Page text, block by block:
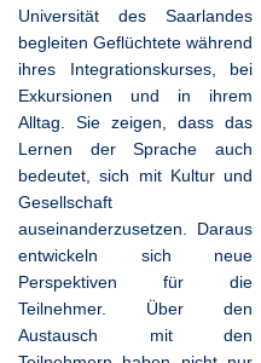
Universität des Saarlandes
begleiten Geflüchtete während
ihres Integrationskurses, bei
Exkursionen und in ihrem
Alltag. Sie zeigen, dass das
Lernen der Sprache auch
bedeutet, sich mit Kultur und
Gesellschaft
auseinanderzusetzen. Daraus
entwickeln sich neue
Perspektiven für die
Teilnehmer. Über den
Austausch mit den